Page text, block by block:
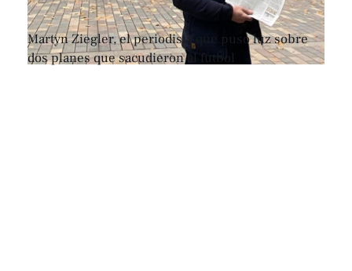
Martyn Ziegler, el periodista que puso luz sobre
dos planes que sacudieron al fútbol